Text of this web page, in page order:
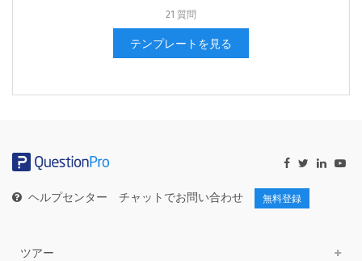
21 質問
テンプレートを見る
ヘルプセンター チャットでお問い合わせ 無料登録
ツアー